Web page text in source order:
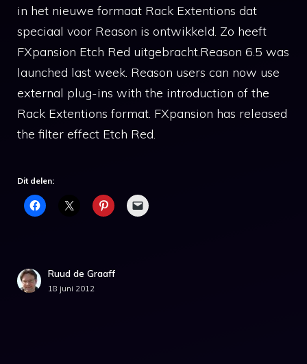
in het nieuwe formaat Rack Extentions dat
speciaal voor Reason is ontwikkeld. Zo heeft
FXpansion Etch Red uitgebracht.Reason 6.5 was
launched last week. Reason users can now use
external plug-ins with the introduction of the
Rack Extentions format. FXpansion has released
the filter effect Etch Red.
Dit delen:
Ruud de Graaff
18 juni 2012